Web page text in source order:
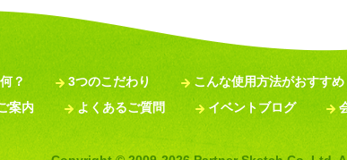
ただいた情報は、今後のお取引のご連絡、およびお得な情報の
す。当サイトでは、ご本人様の許可なく第三者に個人情報を開
求以外には、いかなる個人情報も開示いたしません。
て
きる情報は、当サイトおよび管理サイトのほかの個人向けサー
？ 3つのこだわり こんな使用方法がおすすめ
案内 よくあるご質問 イベントブログ